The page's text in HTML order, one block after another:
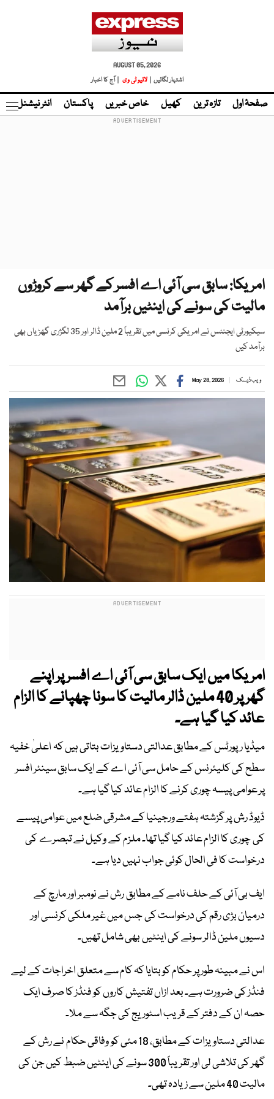
AUGUST 05, 2026
اشتہار لگائیں |
لائیو ٹی وی | آج کا اخبار
صفحۂ اول تازہ ترین کھیل خاص خبریں پاکستان انٹر نیشنل
امریکا: سابق سی آئی اے افسر کے گھر سے کروڑوں
مالیت کی سونے کی اینٹیں برآمد
سیکیورٹی ایجنٹس نے امریکی کرنسی میں تقریباً 2 ملین ڈالر اور 35 لگژری گھڑیاں بھی
برآمد کیں
ویب ڈیسک May 28, 2026
امریکا میں ایک سابق سی آئی اے افسر پر اپنے
گھر پر 40 ملین ڈالر مالیت کا سونا چھپانے کا الزام
عائد کیا گیا ہے۔
میڈیا رپورٹس کے مطابق عدالتی دستاویزات بتاتی ہیں کہ اعلیٰ خفیہ
سطح کی کلیئرنس کے حامل سی آئی اے کے ایک سابق سینئر افسر
پر عوامی پیسہ چوری کرنے کا الزام عائد کیا گیا ہے۔
ڈیوڈ رش پر گزشتہ ہفتے ورجینیا کے مشرقی ضلع میں عوامی پیسے
کی چوری کا الزام عائد کیا گیا تھا۔ ملزم کے وکیل نے تبصرے کی
درخواست کا فی الحال کوئی جواب نہیں دیا ہے۔
ایف بی آئی کے حلف نامے کے مطابق رش نے نومبر اور مارچ کے
درمیان بڑی رقم کی درخواست کی جس میں غیر ملکی کرنسی اور
دسیوں ملین ڈالر سونے کی اینٹیں بھی شامل تھیں۔
اس نے مبینہ طور پر حکام کو بتایا کہ کام سے متعلق اخراجات کے لیے
فنڈز کی ضرورت ہے۔ بعد ازاں تفتیش کاروں کو فنڈز کا صرف ایک
حصہ ان کے دفتر کے قریب اسٹوریج کی جگہ سے ملا۔
عدالتی دستاویزات کے مطابق، 18 مئی کو وفاقی حکام نے رش کے
گھر کی تلاشی لی اور تقریباً 300 سونے کی اینٹیں ضبط کیں جن کی
مالیت 40 ملین سے زیادہ تھی۔